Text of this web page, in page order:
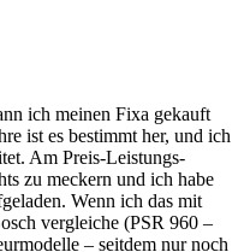
ich meinen Fixa gekauft
ist es bestimmt her, und ich
Am Preis-Leistungs-
zu meckern und ich habe
Wenn ich das mit
vergleiche (PSR 960 –
– seitdem nur noch